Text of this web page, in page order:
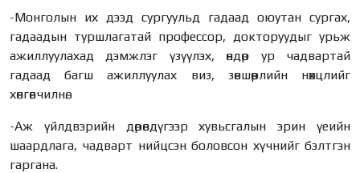
-Монголын их дээд сургуульд гадаад оюутан сургах,
гадаадын туршлагатай профессор, докторуудыг урьж
ажиллуулахад дэмжлэг үзүүлэх, өндөр ур чадвартай
гадаад багш ажиллуулах виз, зөвшөөрлийн нөхцлийг
хөнгөвчилнө.
-Аж үйлдвэрийн дөрөвдүгээр хувьсгалын эрин үеийн
шаардлага, чадварт нийцсэн боловсон хүчнийг бэлтгэн
гаргана.